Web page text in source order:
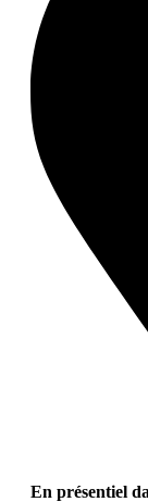
En présentiel